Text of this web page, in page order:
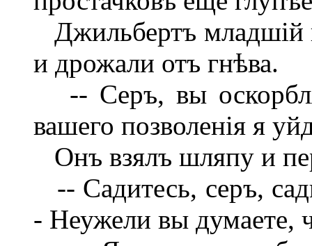
Джильбертъ младшій
и дрожали отъ гнѣва.
-- Серъ, вы
вашего позволенія я
Онъ взялъ шляпу и
-- Садитесь, серъ,
- Неужели вы думаете,